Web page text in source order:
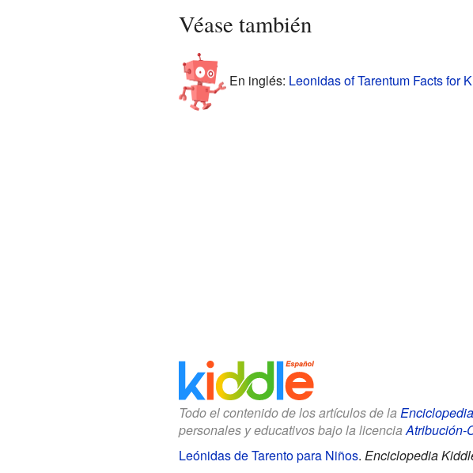
Véase también
En inglés: Leonidas of Tarentum Facts for
Todo el contenido de los artículos de la
personales y educativos bajo la licenciaAtribución-
Leónidas de Tarento para Niños. Enciclopedia